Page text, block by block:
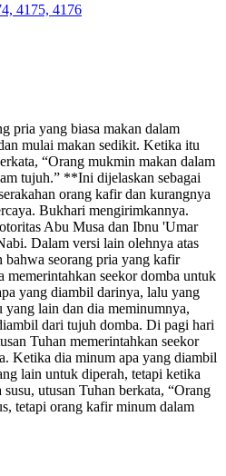
4175, 4176
pria yang biasa makan dalam
mulai makan sedikit. Ketika itu
“Orang mukmin makan dalam
tujuh.” **Ini dijelaskan sebagai
orang kafir dan kurangnya
Bukhari mengirimkannya.
Abu Musa dan Ibnu 'Umar
Dalam versi lain olehnya atas
seorang pria yang kafir
seekor domba untuk
yang diambil darinya, lalu yang
lain dan dia meminumnya,
dari tujuh domba. Di pagi hari
Tuhan memerintahkan seekor
Ketika dia minum apa yang diambil
lain untuk diperah, tetapi ketika
utusan Tuhan berkata, “Orang
tetapi orang kafir minum dalam